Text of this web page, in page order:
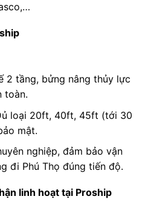
2 tầng, bửng nâng thủy lực
toàn.
loại 20ft, 40ft, 45ft (tới 30
mật.
nghiệp, đảm bảo vận
đi Phú Thọ đúng tiến độ.
linh hoạt tại Proship